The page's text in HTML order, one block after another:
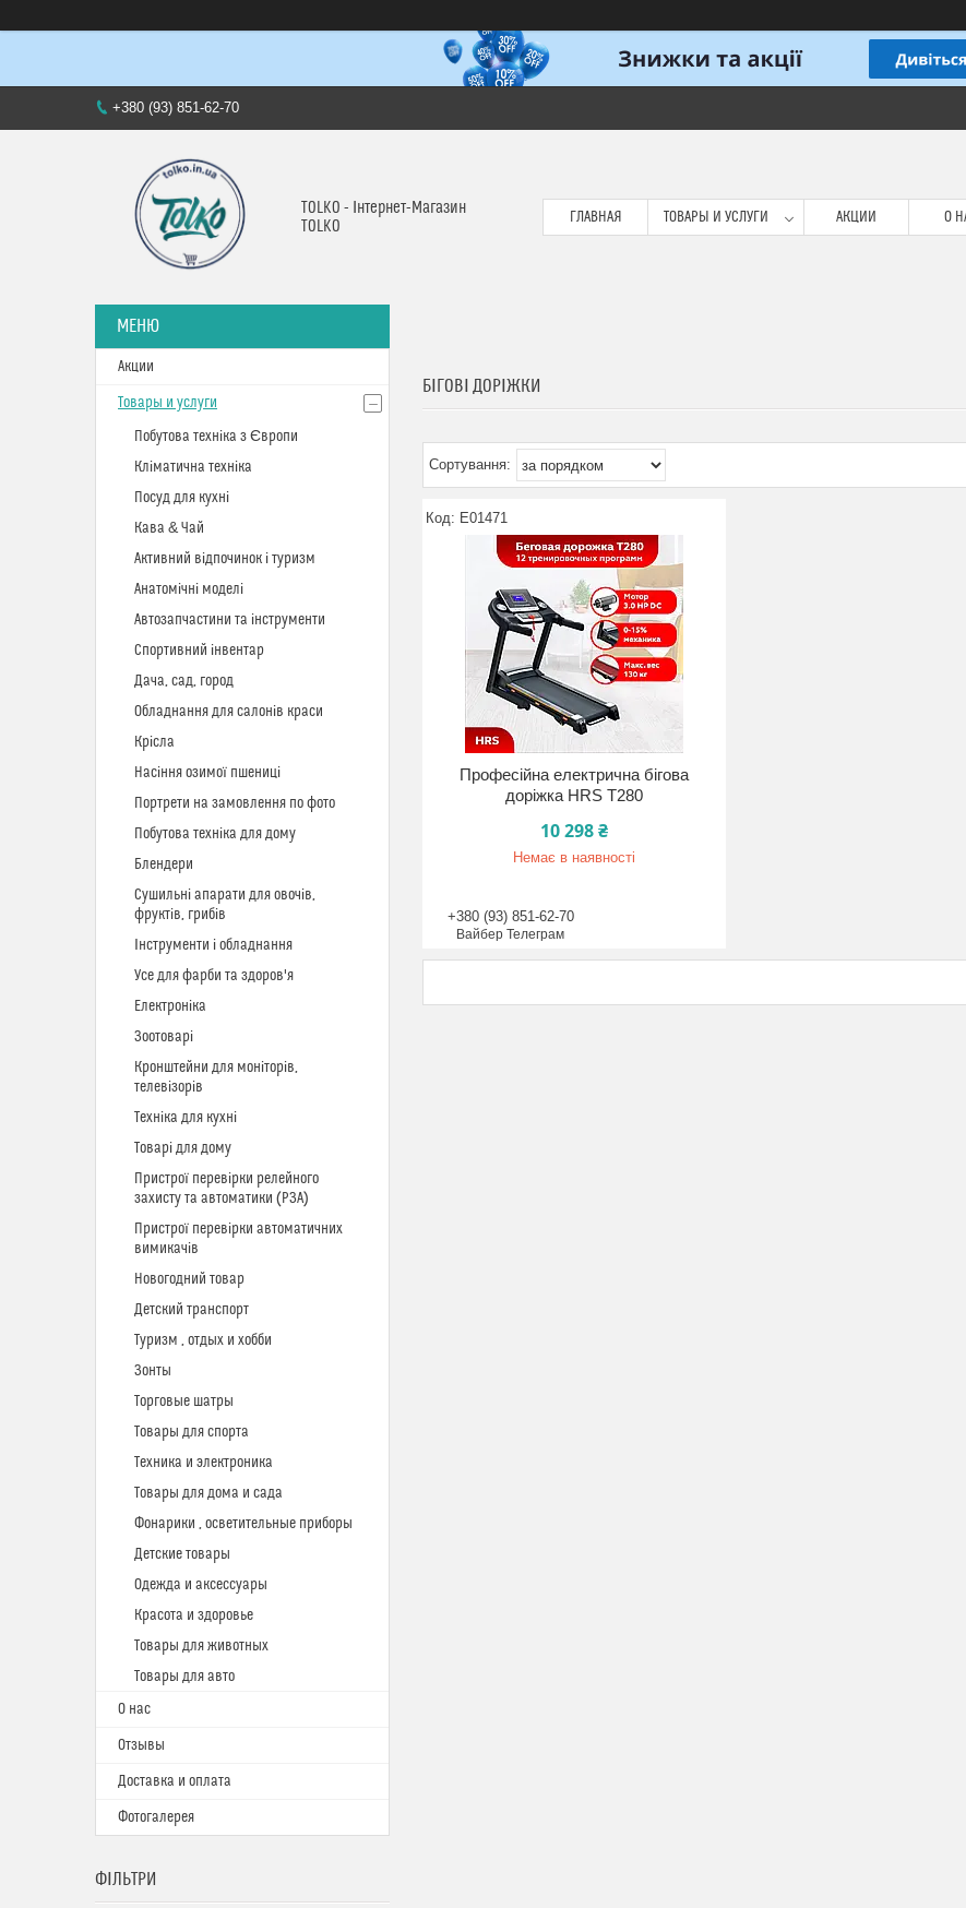
+380 (93) 851-62-70
TOLKO - Інтернет-Магазин
TOLKO
ГЛАВНАЯ ТОВАРЫ И УСЛУГИ АКЦИИ О
БІГОВІ ДОРІЖКИ
E01471
Професійна електрична бігова
доріжка HRS T280
10 298 ₴
Немає в наявності
+380 (93) 851-62-70
Вайбер Телеграм
Акции
Товары и услуги
Побутова техніка з Європи
Кліматична техніка
Посуд для кухні
Кава & Чай
Активний відпочинок і туризм
Анатомічні моделі
Автозапчастини та інструменти
Спортивний інвентар
Дача, сад, город
Обладнання для салонів краси
Крісла
Насіння озимої пшениці
Портрети на замовлення по фото
Побутова техніка для дому
Блендери
Сушильні апарати для овочів,
фруктів, грибів
Інструменти і обладнання
Усе для фарби та здоров'я
Електроніка
Зоотоварі
Кронштейни для моніторів,
телевізорів
Техніка для кухні
Товарі для дому
Пристрої перевірки релейного
захисту та автоматики (РЗА)
Пристрої перевірки автоматичних
вимикачів
Новогодний товар
Детский транспорт
Туризм , отдых и хобби
Зонты
Торговые шатры
Товары для спорта
Техника и электроника
Товары для дома и сада
Фонарики , осветительные приборы
Детские товары
Одежда и аксессуары
Красота и здоровье
Товары для животных
Товары для авто
О нас
Отзывы
Доставка и оплата
Фотогалерея
ФІЛЬТРИ